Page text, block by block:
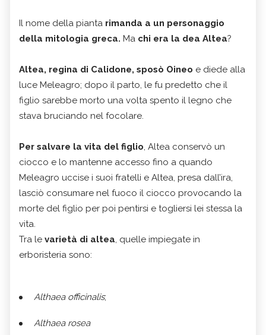
Il nome della pianta rimanda a un personaggio
della mitologia greca. Ma chi era la dea Altea?
Altea, regina di Calidone, sposò Oineo e diede alla
luce Meleagro; dopo il parto, le fu predetto che il
figlio sarebbe morto una volta spento il legno che
stava bruciando nel focolare.
Per salvare la vita del figlio, Altea conservò un
ciocco e lo mantenne accesso fino a quando
Meleagro uccise i suoi fratelli e Altea, presa dall’ira,
lasciò consumare nel fuoco il ciocco provocando la
morte del figlio per poi pentirsi e togliersi lei stessa la
vita.
Tra le varietà di altea, quelle impiegate in
erboristeria sono:
Althaea officinalis;
Althaea rosea